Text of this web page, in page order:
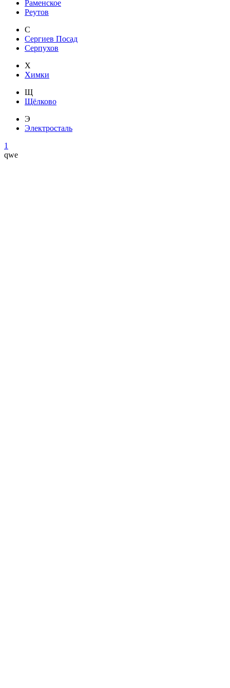
Раменское
Реутов
С
Сергиев Посад
Серпухов
Х
Химки
Щ
Щёлково
Э
Электросталь
1
qwe